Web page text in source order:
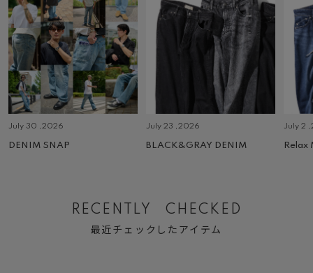
July 30 ,2026
DENIM SNAP
July 23 ,2026
BLACK&GRAY DENIM
July 2
Relax
RECENTLY CHECKED
最近チェックしたアイテム